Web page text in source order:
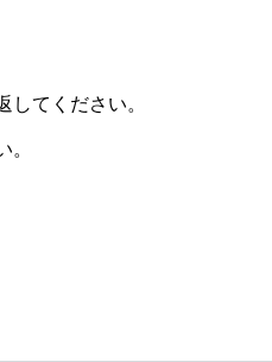
してください。
。